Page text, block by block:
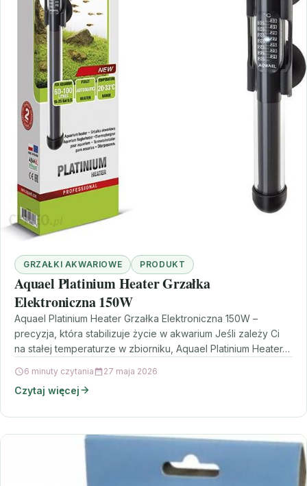
GRZAŁKI AKWARIOWE PRODUKT
Aquael Platinium Heater Grzałka
Elektroniczna 150W
Aquael Platinium Heater Grzałka Elektroniczna 150W –
precyzja, która stabilizuje życie w akwarium Jeśli zależy Ci
na stałej temperaturze w zbiorniku, Aquael Platinium Heater…
6 minuty czytania 27 maja 2026
Czytaj więcej